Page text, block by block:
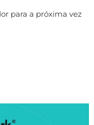
para a próxima vez